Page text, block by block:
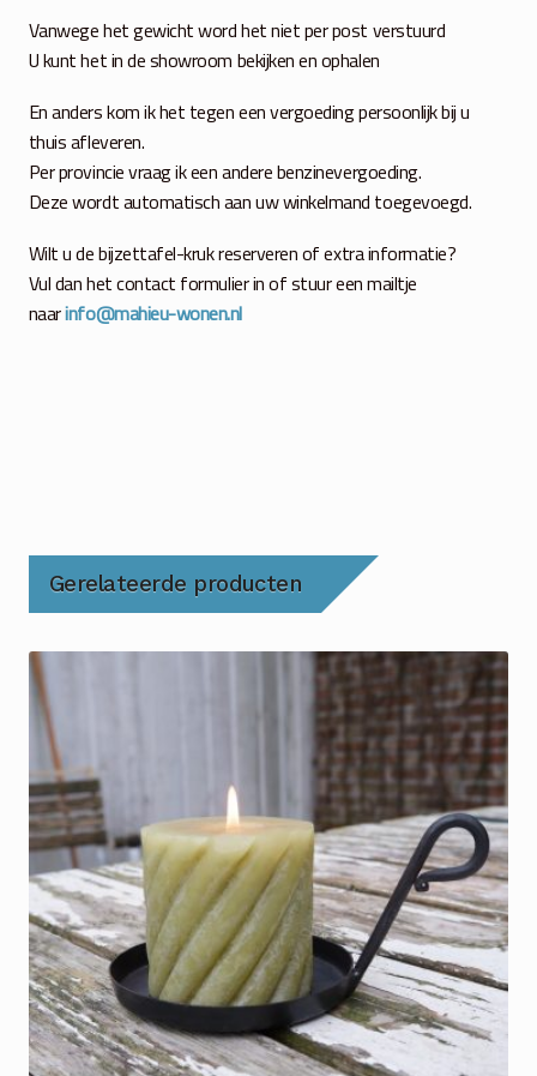
Vanwege het gewicht word het niet per post verstuurd
U kunt het in de showroom bekijken en ophalen
En anders kom ik het tegen een vergoeding persoonlijk bij u
thuis afleveren.
Per provincie vraag ik een andere benzinevergoeding.
Deze wordt automatisch aan uw winkelmand toegevoegd.
Wilt u de bijzettafel-kruk reserveren of extra informatie?
Vul dan het contact formulier in of stuur een mailtje
naarinfo@mahieu-wonen.nl
Gerelateerde producten